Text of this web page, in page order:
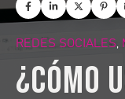
REDES SOCIALES,
¿Cómo